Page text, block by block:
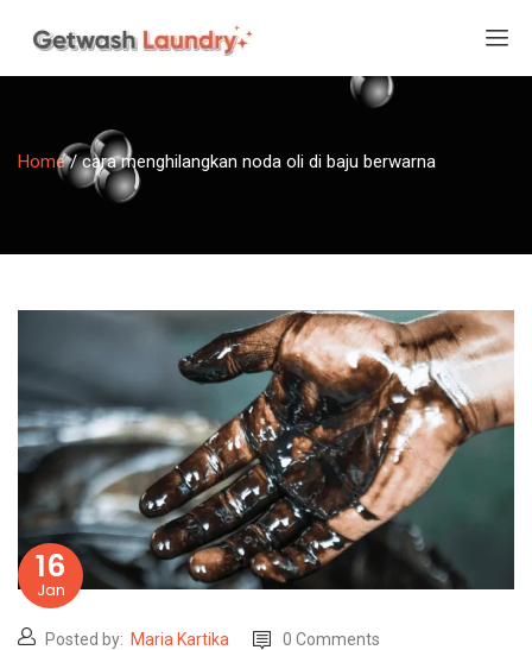
Home/cara menghilangkan noda oli di baju berwarna
16
Jan
Posted by: Maria Kartika 0 Comments